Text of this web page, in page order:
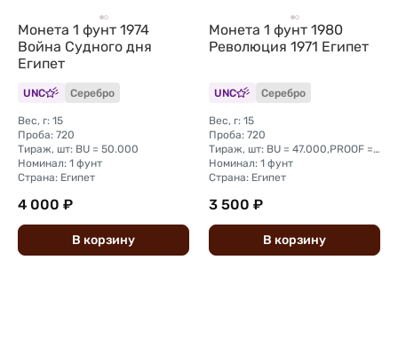
Монета 1 фунт 1974
Война Судного дня
Египет
UNC Серебро
Вес, г: 15
Проба: 720
Тираж, шт: BU = 50.000
Номинал: 1 фунт
Страна: Египет
4 000 ₽
В корзину
Монета 1 фунт 1980
Революция 1971 Египет
UNC Серебро
Вес, г: 15
Проба: 720
Тираж, шт: BU = 47.000,PROOF = 3.000
Номинал: 1 фунт
Страна: Египет
3 500 ₽
В корзину